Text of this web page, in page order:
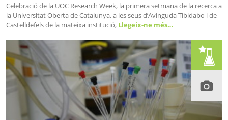
Celebració de la UOC Research Week, la primera setmana de la recerca a
la Universitat Oberta de Catalunya, a les seus d’Avinguda Tibidabo i de
Castelldefels de la mateixa institució, Llegeix-ne més…